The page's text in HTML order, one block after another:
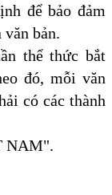
để bảo đảm
bản.
thể thức bắt
đó, mỗi văn
có các thành
NAM".